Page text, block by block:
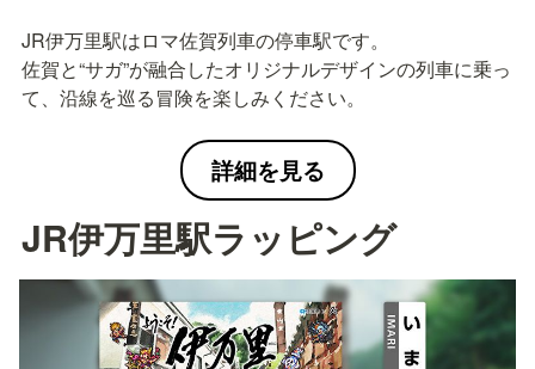
JR伊万里駅はロマ佐賀列車の停車駅です。
佐賀と“サガ”が融合したオリジナルデザインの列車に乗っ
て、沿線を巡る冒険を楽しみください。
詳細を見る
JR伊万里駅ラッピング